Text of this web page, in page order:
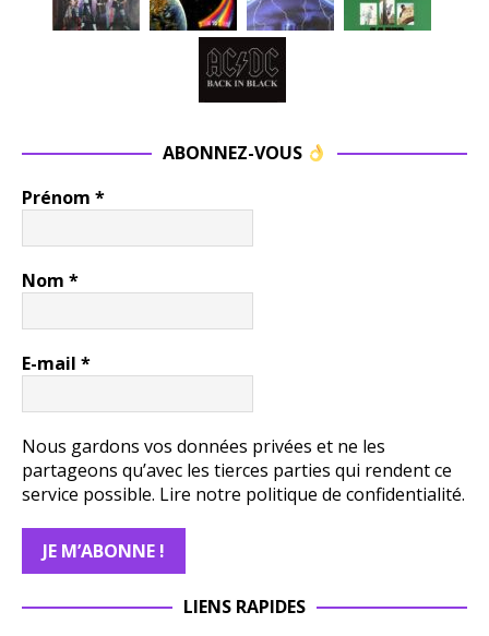
ABONNEZ-VOUS
Prénom *
Nom *
E-mail *
Nous gardons vos données privées et ne les
partageons qu’avec les tierces parties qui rendent ce
service possible. Lire notre politique de confidentialité.
LIENS RAPIDES